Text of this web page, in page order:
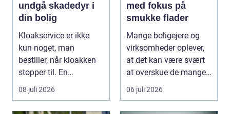
undgå skadedyr i
din bolig
Kloakservice er ikke
kun noget, man
bestiller, når kloakken
stopper til. En
systematisk gennem...
08 juli 2026
med fokus på
smukke flader
Mange boligejere og
virksomheder oplever,
at det kan være svært
at overskue de mange
gul...
06 juli 2026